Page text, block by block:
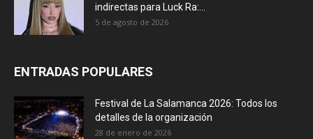
indirectas para Luck Ra:...
5 de agosto de 2026
ENTRADAS POPULARES
Festival de La Salamanca 2026: Todos los
detalles de la organización
28 de enero de 2026